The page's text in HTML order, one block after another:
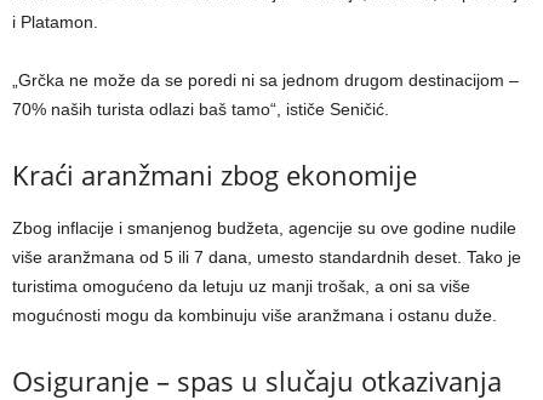
i Platamon.
„Grčka ne može da se poredi ni sa jednom drugom destinacijom –
70% naših turista odlazi baš tamo“, ističe Seničić.
Kraći aranžmani zbog ekonomije
Zbog inflacije i smanjenog budžeta, agencije su ove godine nudile
više aranžmana od 5 ili 7 dana, umesto standardnih deset. Tako je
turistima omogućeno da letuju uz manji trošak, a oni sa više
mogućnosti mogu da kombinuju više aranžmana i ostanu duže.
Osiguranje – spas u slučaju otkazivanja